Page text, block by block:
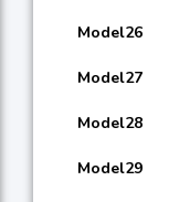
Model26
Model27
Model28
Model29